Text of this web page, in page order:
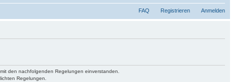
FAQ Registrieren Anmelden
den nachfolgenden Regelungen einverstanden.
Regelungen.